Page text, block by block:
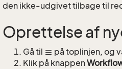
den ikke-udgivet tilbage til
Oprettelse af
Gå til på toplinjen, og
Klik på knappen